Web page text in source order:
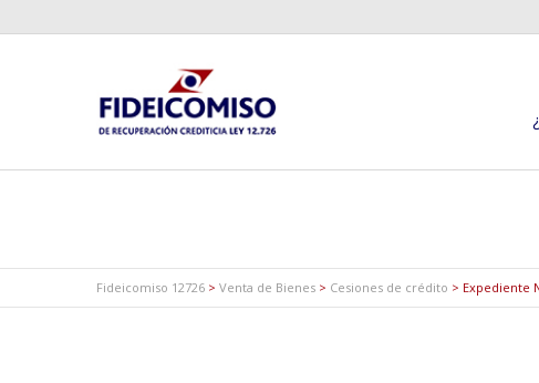
Fideicomiso 12726 > Venta de Bienes > Cesiones de crédito > Expediente